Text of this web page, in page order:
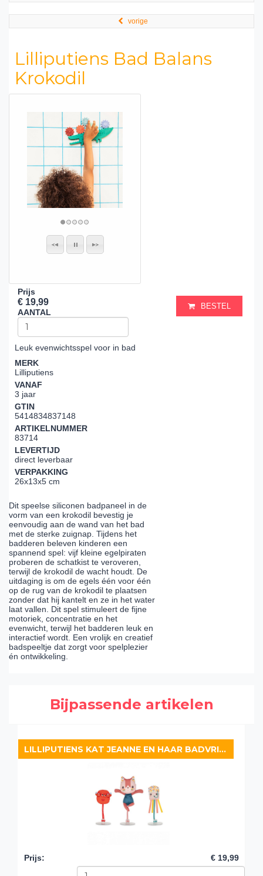
vorige
Lilliputiens Bad Balans
Krokodil
Prijs
€ 19,99
AANTAL
BESTEL
Leuk evenwichtsspel voor in bad
MERK
Lilliputiens
VANAF
3 jaar
GTIN
5414834837148
ARTIKELNUMMER
83714
LEVERTIJD
direct leverbaar
VERPAKKING
26x13x5 cm
Dit speelse siliconen badpaneel in de
vorm van een krokodil bevestig je
eenvoudig aan de wand van het bad
met de sterke zuignap. Tijdens het
badderen beleven kinderen een
spannend spel: vijf kleine egelpiraten
proberen de schatkist te veroveren,
terwijl de krokodil de wacht houdt. De
uitdaging is om de egels één voor één
op de rug van de krokodil te plaatsen
zonder dat hij kantelt en ze in het water
laat vallen. Dit spel stimuleert de fijne
motoriek, concentratie en het
evenwicht, terwijl het badderen leuk en
interactief wordt. Een vrolijk en creatief
badspeeltje dat zorgt voor spelplezier
én ontwikkeling.
Bijpassende artikelen
LILLIPUTIENS KAT JEANNE EN HAAR BADVRIENDJES
Prijs: € 19,99